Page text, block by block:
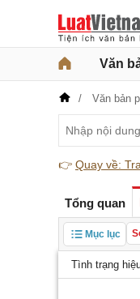
Văn
Văn bản
👉 Quay về:
Tổng quan
Mục lục
Tình trạng